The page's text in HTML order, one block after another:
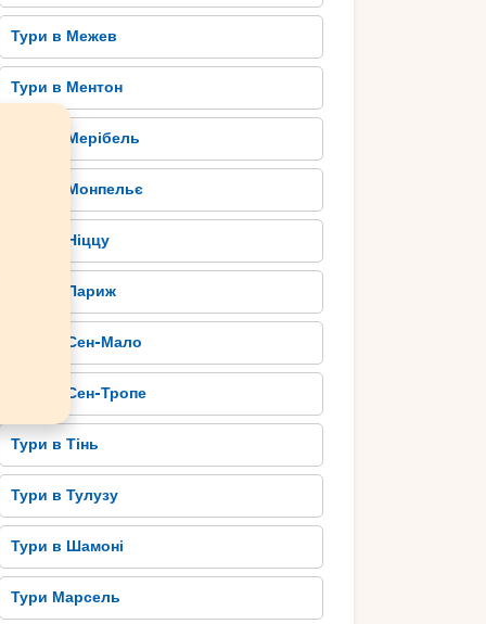
Тури в Межев
Тури в Ментон
Тури в Мерібель
Тури в Монпельє
Тури в Ніццу
Тури в Париж
Тури в Сен-Мало
Тури в Сен-Тропе
Тури в Тінь
Тури в Тулузу
Тури в Шамоні
Тури Марсель